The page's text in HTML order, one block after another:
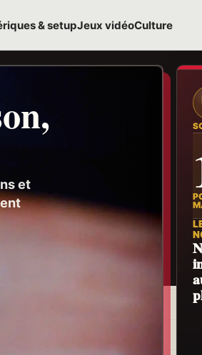
& setupJeux vidéoCulture
et